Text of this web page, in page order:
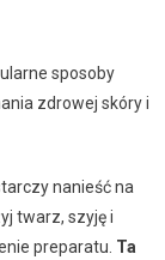
sposoby
zdrowej skóry i
nanieść na
twarz, szyję i
preparatu. Ta